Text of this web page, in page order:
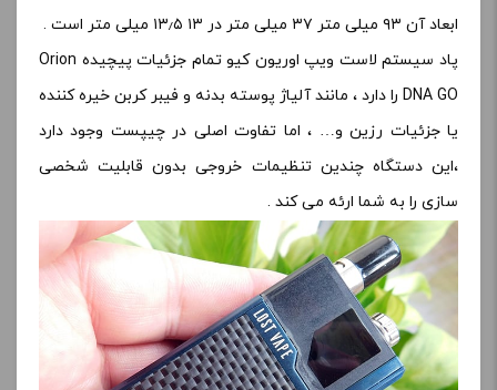
ابعاد آن ۹۳ میلی متر ۳۷ میلی متر در ۱۳ ۱۳٫۵ میلی متر است .
پاد سیستم لاست ویپ اوریون کیو تمام جزئیات پیچیده Orion
DNA GO را دارد ، مانند آلیاژ پوسته بدنه و فیبر کربن خیره کننده
یا جزئیات رزین و… ، اما تفاوت اصلی در چیپست وجود دارد
،این دستگاه چندین تنظیمات خروجی بدون قابلیت شخصی
سازی را به شما ارئه می کند .